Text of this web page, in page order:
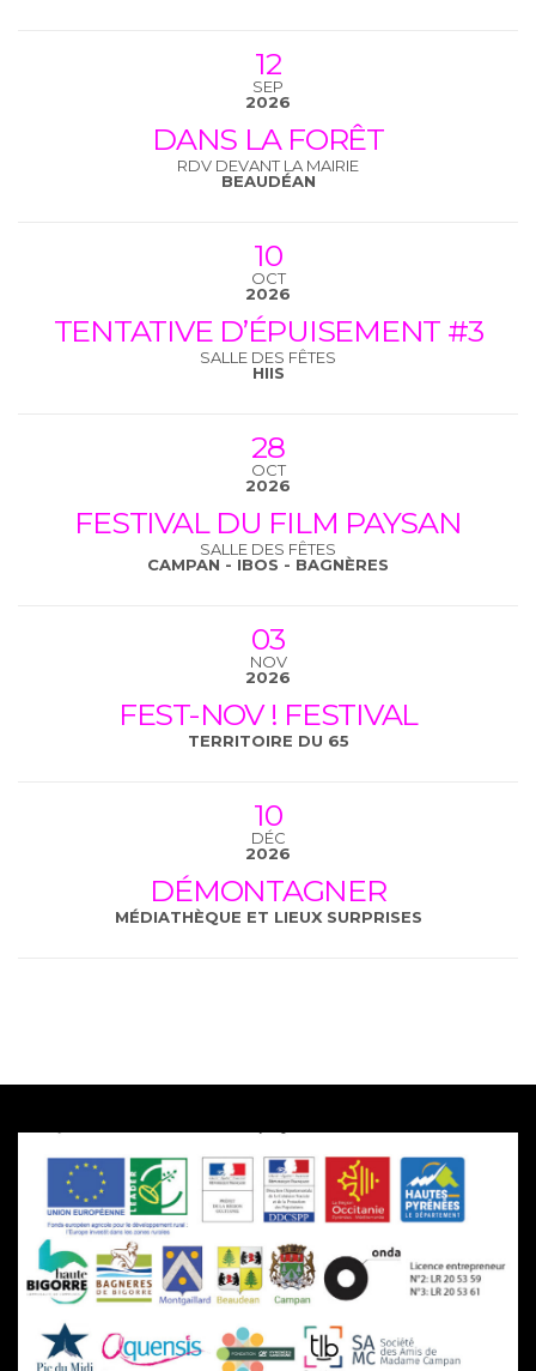
12
SEP
2026
DANS LA FORÊT
RDV DEVANT LA MAIRIE
BEAUDÉAN
10
OCT
2026
TENTATIVE D’ÉPUISEMENT #3
SALLE DES FÊTES
HIIS
28
OCT
2026
FESTIVAL DU FILM PAYSAN
SALLE DES FÊTES
CAMPAN - IBOS - BAGNÈRES
03
NOV
2026
FEST-NOV ! FESTIVAL
TERRITOIRE DU 65
10
DÉC
2026
DÉMONTAGNER
MÉDIATHÈQUE ET LIEUX SURPRISES